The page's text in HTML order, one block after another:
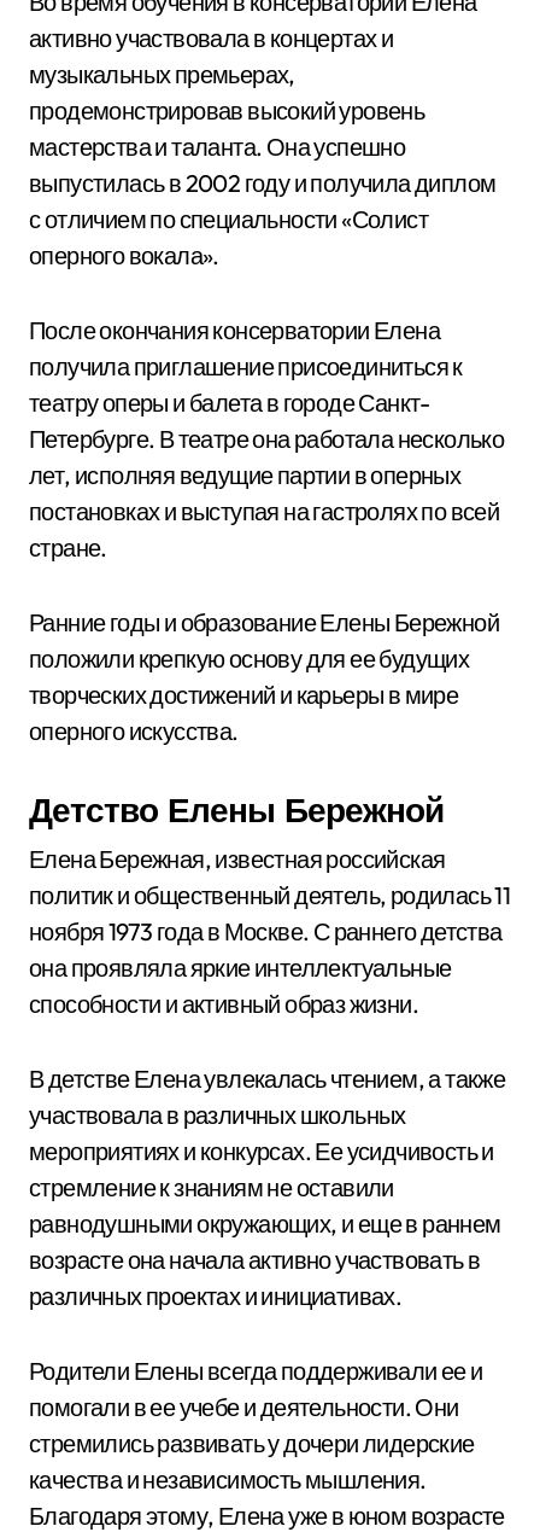
активно участвовала в концертах и
музыкальных премьерах,
продемонстрировав высокий уровень
мастерства и таланта. Она успешно
выпустилась в 2002 году и получила диплом
с отличием по специальности «Солист
оперного вокала».
После окончания консерватории Елена
получила приглашение присоединиться к
театру оперы и балета в городе Санкт-
Петербурге. В театре она работала несколько
лет, исполняя ведущие партии в оперных
постановках и выступая на гастролях по всей
стране.
Ранние годы и образование Елены Бережной
положили крепкую основу для ее будущих
творческих достижений и карьеры в мире
оперного искусства.
Детство Елены Бережной
Елена Бережная, известная российская
политик и общественный деятель, родилась 11
ноября 1973 года в Москве. С раннего детства
она проявляла яркие интеллектуальные
способности и активный образ жизни.
В детстве Елена увлекалась чтением, а также
участвовала в различных школьных
мероприятиях и конкурсах. Ее усидчивость и
стремление к знаниям не оставили
равнодушными окружающих, и еще в раннем
возрасте она начала активно участвовать в
различных проектах и инициативах.
Родители Елены всегда поддерживали ее и
помогали в ее учебе и деятельности. Они
стремились развивать у дочери лидерские
качества и независимость мышления.
Благодаря этому, Елена уже в юном возрасте